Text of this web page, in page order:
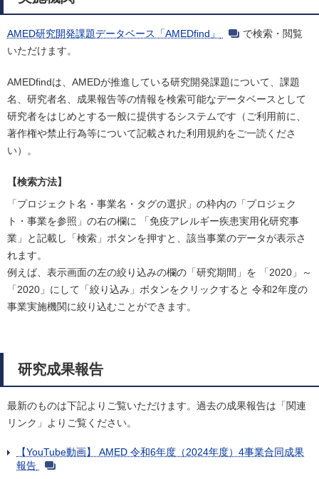
AMED研究開発課題データベース「AMEDfind」
で検索・閲覧
いただけます。
AMEDfindは、AMEDが推進している研究開発課題について、課題
名、研究者名、成果報告等の情報を検索可能なデータベースとして
研究者をはじめとする一般に提供するシステムです（ご利用前に、
著作権や禁止行為等について記載された利用規約をご一読くださ
い）。
【検索方法】
「プロジェクト名・事業名・タグの選択」の枠内の「プロジェク
ト・事業を参照」の右の欄に 「免疫アレルギー疾患実用化研究事
業」と記載し「検索」ボタンを押すと、該当事業のデータが表示さ
れます。
例えば、表示画面の左の絞り込みの欄の「研究期間」を 「2020」～
「2020」にして「絞り込み」ボタンをクリックすると 令和2年度の
事業実施機関に絞り込むことができます。
研究成果報告
最新のものは下記よりご覧いただけます。過去の成果報告は「関連
リンク」よりご覧ください。
【YouTube動画】 AMED 令和6年度（2024年度）4事業合同成果
報告